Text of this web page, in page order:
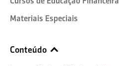
Materiais Especiais
Conteúdo